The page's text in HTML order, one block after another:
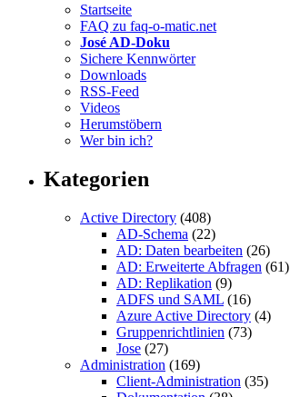
Startseite
FAQ zu faq-o-matic.net
José AD-Doku
Sichere Kennwörter
Downloads
RSS-Feed
Videos
Herumstöbern
Wer bin ich?
Kategorien
Active Directory (408)
AD-Schema (22)
AD: Daten bearbeiten (26)
AD: Erweiterte Abfragen (61)
AD: Replikation (9)
ADFS und SAML (16)
Azure Active Directory (4)
Gruppenrichtlinien (73)
Jose (27)
Administration (169)
Client-Administration (35)